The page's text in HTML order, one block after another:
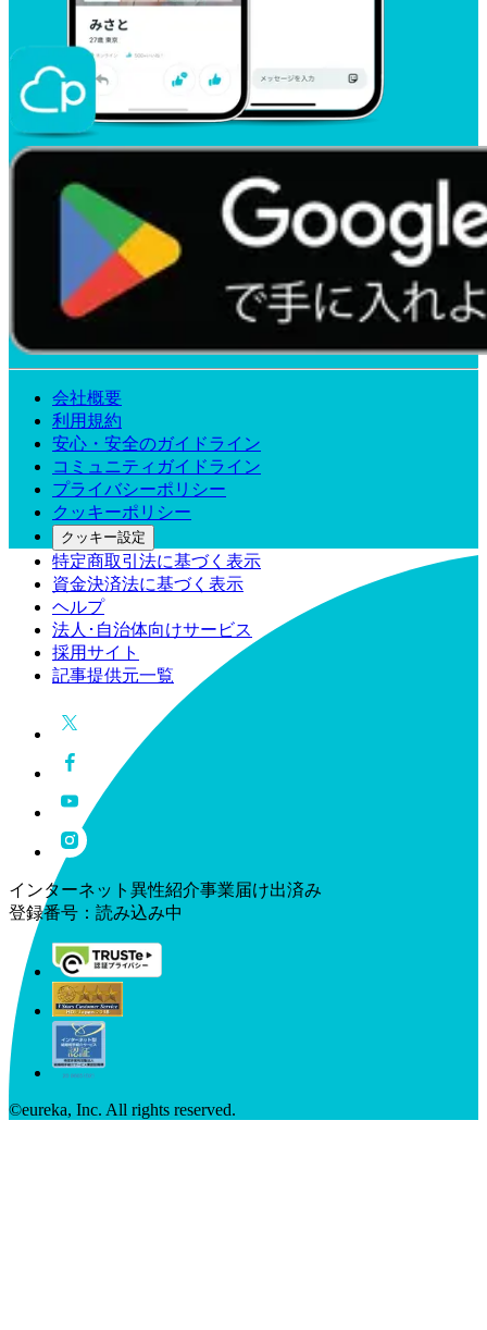
会社概要
利用規約
安心・安全のガイドライン
コミュニティガイドライン
プライバシーポリシー
クッキーポリシー
クッキー設定
特定商取引法に基づく表示
資金決済法に基づく表示
ヘルプ
法人･自治体向けサービス
採用サイト
記事提供元一覧
インターネット異性紹介事業届け出済み
登録番号： 読み込み中
©︎eureka, Inc. All rights reserved.